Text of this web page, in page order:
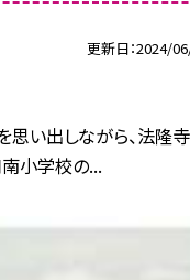
更新日 2024/
い出しながら、法隆
南小学校の...